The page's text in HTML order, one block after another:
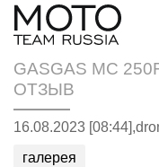
GASGAS MC
ОТЗЫВ
16.08.2023 [08:44],
галерея